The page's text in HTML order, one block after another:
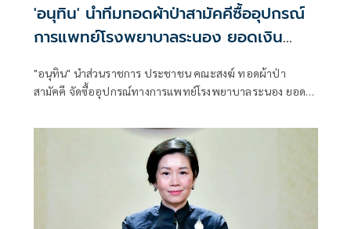
'อนุทิน' นำทีมทอดผ้าป่าสามัคคีซื้ออุปกรณ์
การแพทย์โรงพยาบาลระนอง ยอดเงิน
"อนุทิน" นำส่วนราชการ ประชาชน คณะสงฆ์ ทอดผ้าป่า
สามัคคี จัดซื้ออุปกรณ์ทางการแพทย์โรงพยาบาลระนอง ยอด
แพทย์ 100% เท่านั้น ห้ามใช้ผิดวัตถุประสงค์